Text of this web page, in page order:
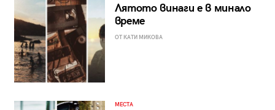
Лятото винаги е в минало
време
ОТ КАТИ МИКОВА
МЕСТА